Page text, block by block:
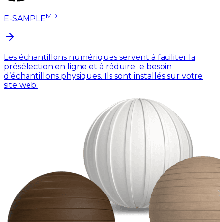
E-SAMPLEMD
Les échantillons numériques servent à faciliter la
présélection en ligne et à réduire le besoin
d’échantillons physiques. Ils sont installés sur votre
site web.